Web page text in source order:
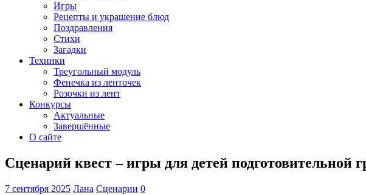
Игры
Рецепты и украшение блюд
Поздравления
Стихи
Загадки
Техники
Треугольный модуль
Фенечка из ленточек
Розочки из лент
Конкурсы
Актуальные
Завершённые
О сайте
Сценарий квест – игры для детей
7 сентября 2025 Лана Сценарии 0